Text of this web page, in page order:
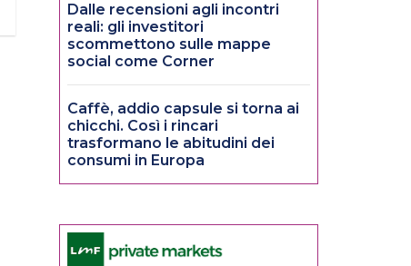
Dalle recensioni agli incontri
reali: gli investitori
scommettono sulle mappe
social come Corner
Caffè, addio capsule si torna ai
chicchi. Così i rincari
trasformano le abitudini dei
consumi in Europa